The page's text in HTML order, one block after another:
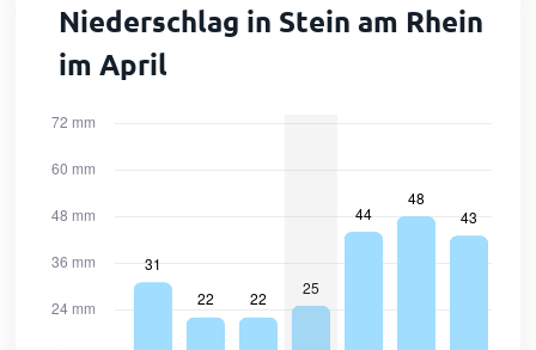
Niederschlag in Stein am Rhein
im April